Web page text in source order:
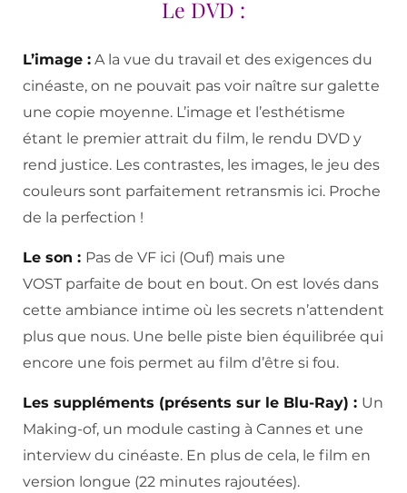
Le DVD :
L’image : A la vue du travail et des exigences du
cinéaste, on ne pouvait pas voir naître sur galette
une copie moyenne. L’image et l’esthétisme
étant le premier attrait du film, le rendu DVD y
rend justice. Les contrastes, les images, le jeu des
couleurs sont parfaitement retransmis ici. Proche
de la perfection !
Le son : Pas de VF ici (Ouf) mais une
VOST parfaite de bout en bout. On est lovés dans
cette ambiance intime où les secrets n’attendent
plus que nous. Une belle piste bien équilibrée qui
encore une fois permet au film d’être si fou.
Les suppléments (présents sur le Blu-Ray) : Un
Making-of, un module casting à Cannes et une
interview du cinéaste. En plus de cela, le film en
version longue (22 minutes rajoutées).